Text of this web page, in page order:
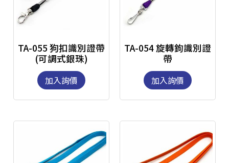
TA-055 狗扣識別證帶
(可調式銀珠)
加入詢價
TA-054 旋轉鉤識別證
帶
加入詢價